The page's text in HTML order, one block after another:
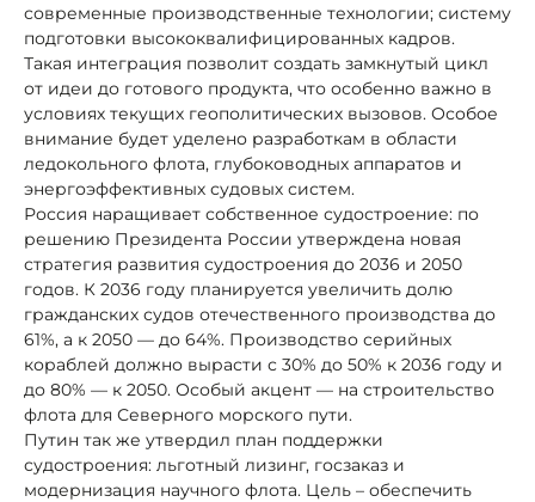
современные производственные технологии; систему
подготовки высококвалифицированных кадров.
Такая интеграция позволит создать замкнутый цикл
от идеи до готового продукта, что особенно важно в
условиях текущих геополитических вызовов. Особое
внимание будет уделено разработкам в области
ледокольного флота, глубоководных аппаратов и
энергоэффективных судовых систем.
Россия наращивает собственное судостроение: по
решению Президента России утверждена новая
стратегия развития судостроения до 2036 и 2050
годов. К 2036 году планируется увеличить долю
гражданских судов отечественного производства до
61%, а к 2050 — до 64%. Производство серийных
кораблей должно вырасти с 30% до 50% к 2036 году и
до 80% — к 2050. Особый акцент — на строительство
флота для Северного морского пути.
Путин так же утвердил план поддержки
судостроения: льготный лизинг, госзаказ и
модернизация научного флота. Цель – обеспечить